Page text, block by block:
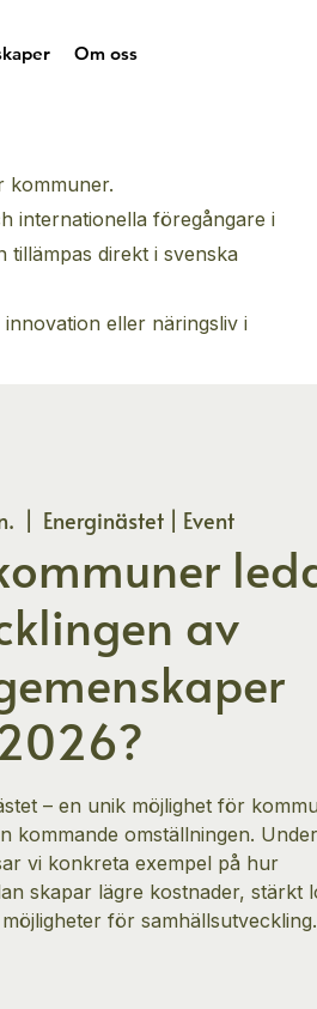
Om oss
kommuner.
internationella föregångare i
direkt i svenska
eller näringsliv i
Energinästet | Event
av
– en unik möjlighet för
kommande omställningen. Under
vi konkreta exempel på hur
skapar lägre kostnader, stärkt
för samhällsutveckling.